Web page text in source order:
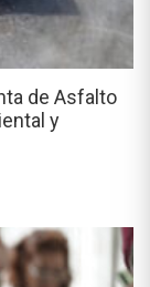
de Asfalto
y